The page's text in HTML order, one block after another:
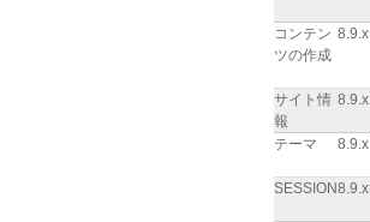
コンテン
ツの作成
8.9.x
サイト情
報
8.9.x
テーマ
8.9.x
SESSION8.9.x